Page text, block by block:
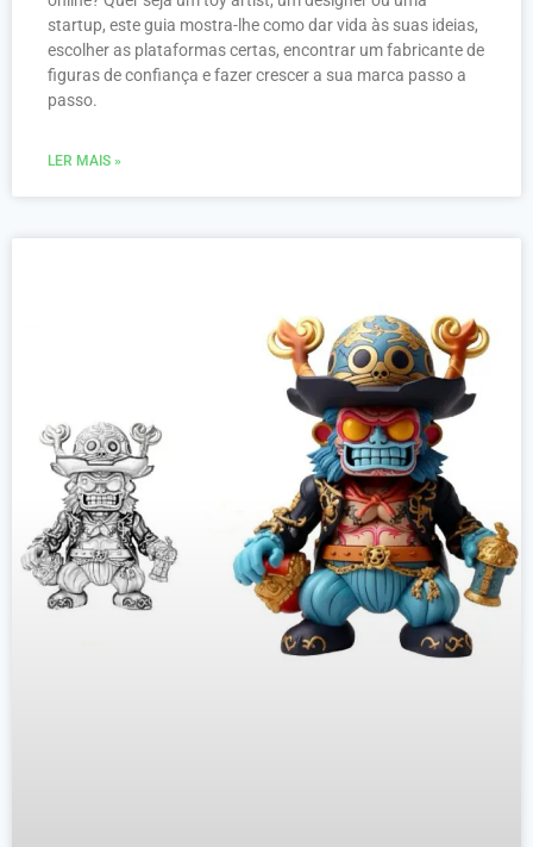
startup, este guia mostra-lhe como dar vida às suas ideias,
escolher as plataformas certas, encontrar um fabricante de
figuras de confiança e fazer crescer a sua marca passo a
passo.
LER MAIS »